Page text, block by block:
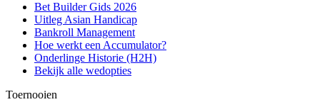
Bet Builder Gids 2026
Uitleg Asian Handicap
Bankroll Management
Hoe werkt een Accumulator?
Onderlinge Historie (H2H)
Bekijk alle wedopties
Toernooien